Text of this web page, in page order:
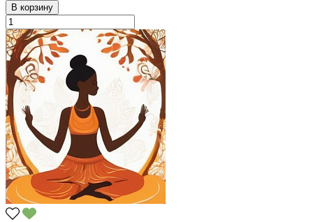
В корзину